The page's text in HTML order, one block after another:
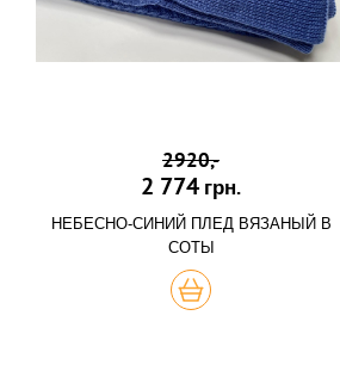
2920,-
2 774 грн.
НЕБЕСНО-СИНИЙ ПЛЕД ВЯЗАНЫЙ В
СОТЫ
КУПИТЬ